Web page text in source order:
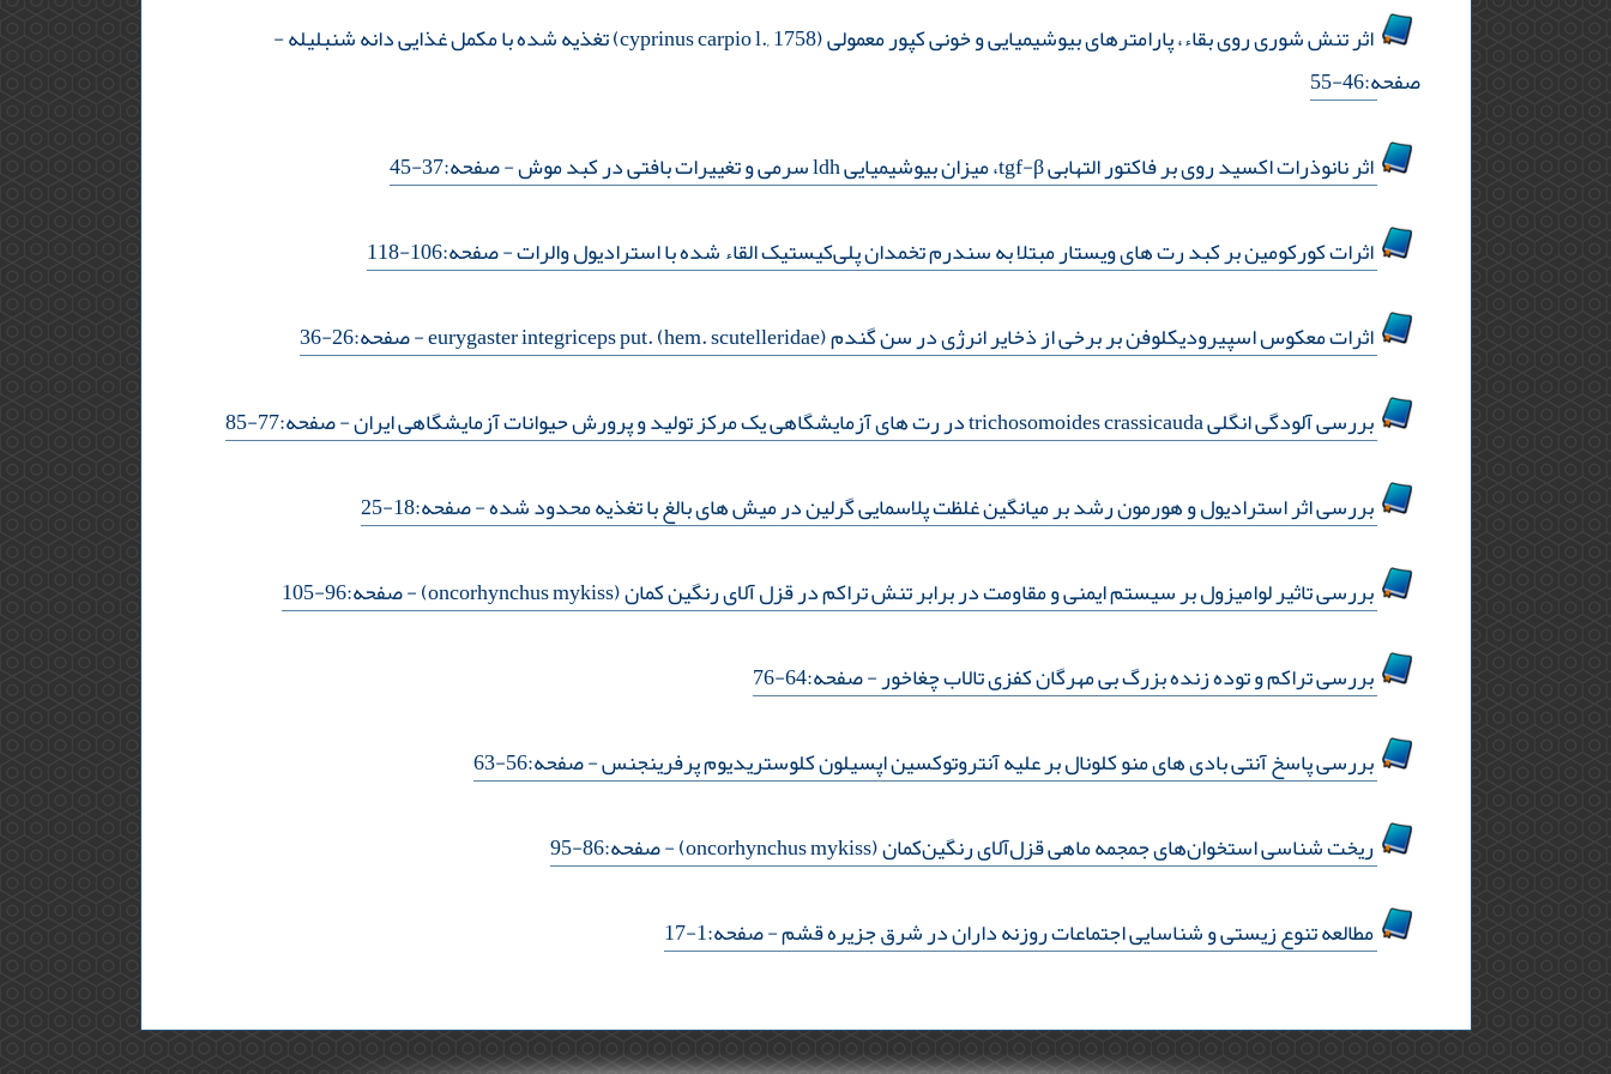
اثر تنش شوری روی بقاء، پارامترهای بیوشیمیایی و خونی کپور معمولی (cyprinus carpio l., 1758) تغذیه شده با مکمل غذایی دانه شنبلیله
-
صفحه:46-55
اثر نانوذرات اکسید روی بر فاکتور التهابی tgf-β، میزان بیوشیمیایی ldh سرمی و تغییرات بافتی در کبد موش
- صفحه:37-45
اثرات کورکومین بر کبد رت های ویستار مبتلا به سندرم تخمدان پلی‌کیستیک القاء شده با استرادیول والرات- صفحه:106-118
اثرات معکوس اسپیرودیکلوفن بر برخی از ذخایر انرژی در سن گندم eurygaster integriceps put. (hem. scutelleridae)
- صفحه:26-36
بررسی آلودگی انگلی trichosomoides crassicauda در رت های آزمایشگاهی یک مرکز تولید و پرورش حیوانات آزمایشگاهی ایران
- صفحه:77-85
بررسی اثر استرادیول و هورمون رشد بر میانگین غلظت پلاسمایی گرلین در میش های بالغ با تغذیه‌ محدود شده- صفحه:18-25
بررسی تاثیر لوامیزول بر سیستم ایمنی و مقاومت در برابر تنش تراکم در قزل آلای رنگین کمان (oncorhynchus mykiss)
- صفحه:96-105
بررسی تراکم و توده زنده بزرگ بی مهرگان کفزی تالاب چغاخور- صفحه:64-76
بررسی پاسخ آنتی بادی های منو کلونال بر علیه آنتروتوکسین اپسیلون کلوستریدیوم پرفرینجنس- صفحه:56-63
ریخت‌ شناسی استخوان‌های جمجمه ماهی قزل‌آلای رنگین‌کمان (oncorhynchus mykiss)
- صفحه:86-95
مطالعه تنوع زیستی و شناسایی اجتماعات روزنه داران در شرق جزیره قشم- صفحه:1-17